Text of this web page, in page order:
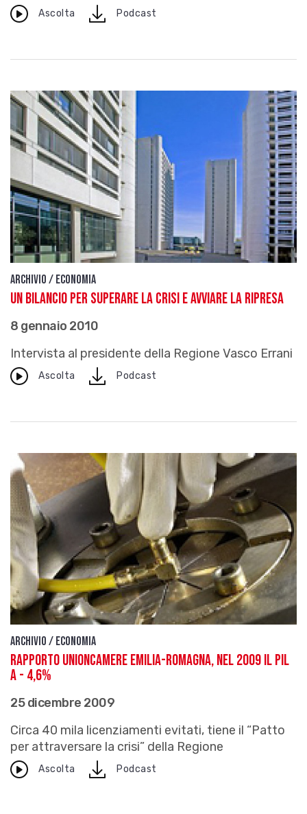
Ascolta downloadPodcast
Archivio / Economia
Un bilancio per superare la crisi e avviare la ripresa
8 gennaio 2010
Intervista al presidente della Regione Vasco Errani
Ascolta downloadPodcast
Archivio / Economia
Rapporto Unioncamere Emilia-Romagna, nel 2009 il Pil
a - 4,6%
25 dicembre 2009
Circa 40 mila licenziamenti evitati, tiene il “Patto
per attraversare la crisi” della Regione
Ascolta downloadPodcast